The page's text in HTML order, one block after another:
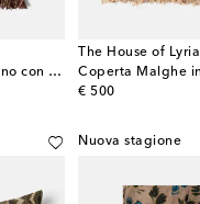
Tovaglia Tormento in lino con stampa floreale
The House of Lyria
€ 500
original price
Nuova stagione